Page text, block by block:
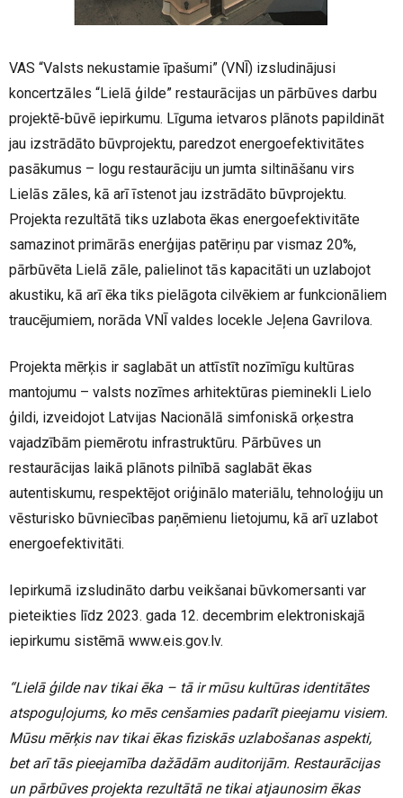
VAS “Valsts nekustamie īpašumi” (VNĪ) izsludinājusi
koncertzāles “Lielā ģilde” restaurācijas un pārbūves darbu
projektē-būvē iepirkumu. Līguma ietvaros plānots papildināt
jau izstrādāto būvprojektu, paredzot energoefektivitātes
pasākumus – logu restaurāciju un jumta siltināšanu virs
Lielās zāles, kā arī īstenot jau izstrādāto būvprojektu.
Projekta rezultātā tiks uzlabota ēkas energoefektivitāte
samazinot primārās enerģijas patēriņu par vismaz 20%,
pārbūvēta Lielā zāle, palielinot tās kapacitāti un uzlabojot
akustiku, kā arī ēka tiks pielāgota cilvēkiem ar funkcionāliem
traucējumiem, norāda VNĪ valdes locekle Jeļena Gavrilova.
Projekta mērķis ir saglabāt un attīstīt nozīmīgu kultūras
mantojumu – valsts nozīmes arhitektūras pieminekli Lielo
ģildi, izveidojot Latvijas Nacionālā simfoniskā orķestra
vajadzībām piemērotu infrastruktūru. Pārbūves un
restaurācijas laikā plānots pilnībā saglabāt ēkas
autentiskumu, respektējot oriģinālo materiālu, tehnoloģiju un
vēsturisko būvniecības paņēmienu lietojumu, kā arī uzlabot
energoefektivitāti.
Iepirkumā izsludināto darbu veikšanai būvkomersanti var
pieteikties līdz 2023. gada 12. decembrim elektroniskajā
iepirkumu sistēmā www.eis.gov.lv.
“Lielā ģilde nav tikai ēka – tā ir mūsu kultūras identitātes
atspoguļojums, ko mēs cenšamies padarīt pieejamu visiem.
Mūsu mērķis nav tikai ēkas fiziskās uzlabošanas aspekti,
bet arī tās pieejamība dažādām auditorijām. Restaurācijas
un pārbūves projekta rezultātā ne tikai atjaunosim ēkas